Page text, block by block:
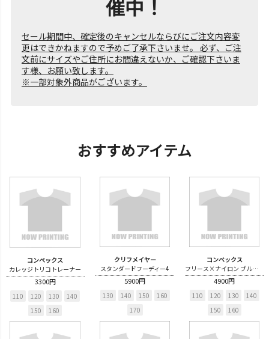
催中！
セール期間中、確定後のキャンセルならびにご注文内容変
更はできかねますので予めご了承下さいませ。 必ず、ご注
文前にサイズやご住所にお間違えないか、ご確認下さいま
す様、お願い致します。
※一部対象外商品がございます。
おすすめアイテム
コンベックス
カレッジトリコトレーナー
3300円
110 120 130
140
150
160
クリフメイヤー
スタンダードフーディー4
5900円
130 140 150
160
170
コンベックス
フリース×ナイロン ブルゾン
4900円
110 120 130
140
150
160